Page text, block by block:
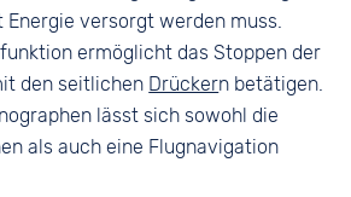
Energie versorgt werden muss.
ermöglicht das Stoppen der
den seitlichen Drückern betätigen.
lässt sich sowohl die
als auch eine Flugnavigation